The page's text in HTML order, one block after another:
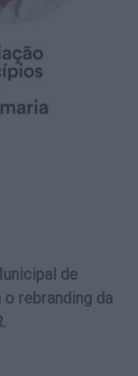
de
rebranding da